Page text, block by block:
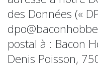
des Données («
postal à : Bacon
Denis Poisson,